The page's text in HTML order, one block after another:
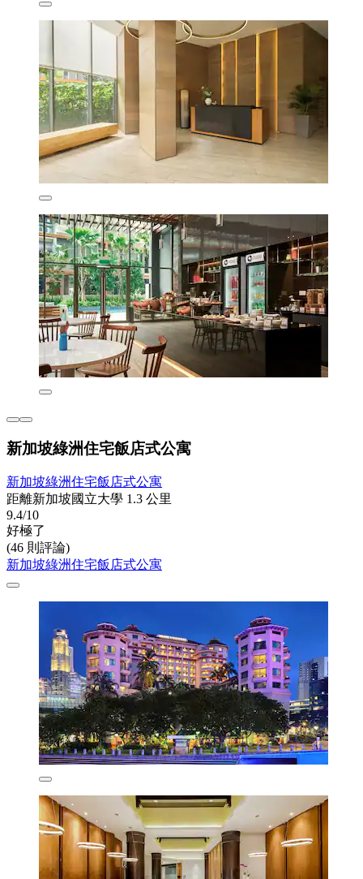
新加坡綠洲住宅飯店式公寓
新加坡綠洲住宅飯店式公寓
距離新加坡國立大學 1.3 公里
9.4/10
好極了
(46 則評論)
新加坡綠洲住宅飯店式公寓